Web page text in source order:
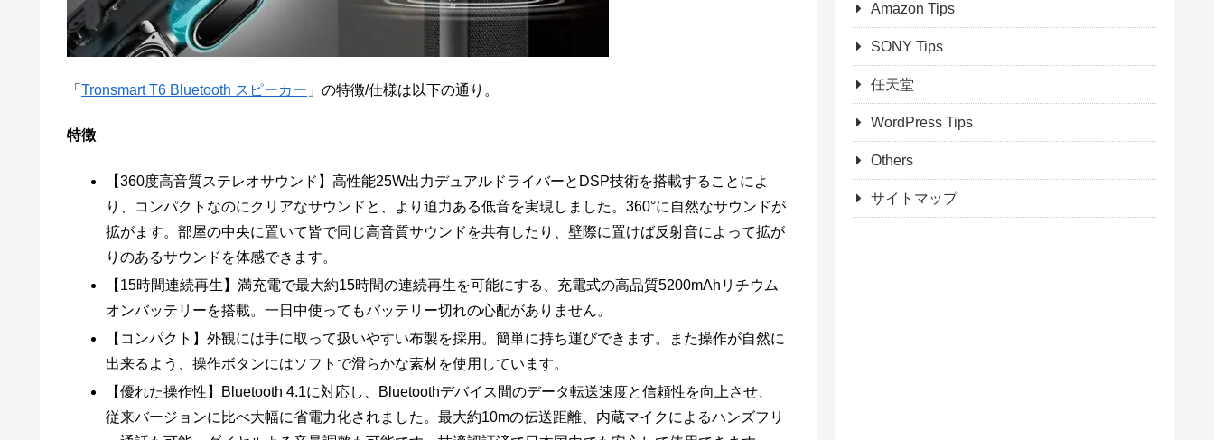
「 Tronsmart T6 Bluetooth スピーカー 」の特徴/仕様は以下の通り。
特徴
【360度高音質ステレオサウンド】高性能25W出力デュアルドライバーとDSP技術を搭載することによ
り、コンパクトなのにクリアなサウンドと、より迫力ある低音を実現しました。360°に自然なサウンドが
拡がます。部屋の中央に置いて皆で同じ高音質サウンドを共有したり、壁際に置けば反射音によって拡が
りのあるサウンドを体感できます。
【15時間連続再生】満充電で最大約15時間の連続再生を可能にする、充電式の高品質5200mAhリチウム
オンバッテリーを搭載。一日中使ってもバッテリー切れの心配がありません。
【コンパクト】外観には手に取って扱いやすい布製を採用。簡単に持ち運びできます。また操作が自然に
出来るよう、操作ボタンにはソフトで滑らかな素材を使用しています。
【優れた操作性】Bluetooth 4.1に対応し、Bluetoothデバイス間のデータ転送速度と信頼性を向上させ、
従来バージョンに比べ大幅に省電力化されました。最大約10mの伝送距離、内蔵マイクによるハンズフリ
Amazon Tips
SONY Tips
任天堂
WordPress Tips
Others
サイトマップ